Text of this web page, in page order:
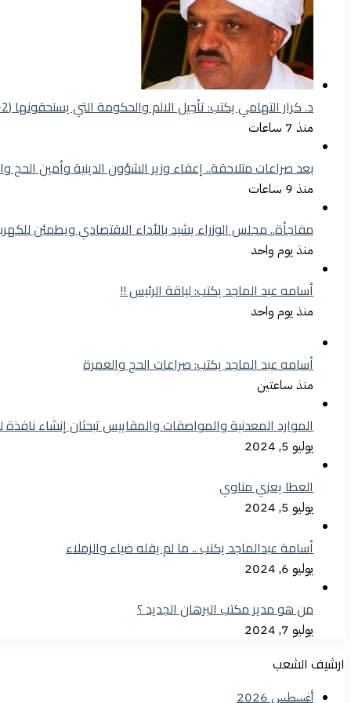
د. كرار التهامي يكتب: تأجيل الالم والحكومة التي يستحقونها (2-1)
منذ 7 ساعات
بعد صراعات متلاحقة.. إعفاء وزير الشؤون الدينية وأمين الحج
منذ 9 ساعات
مفاجأة.. مجلس الوزراء يشيد بالأداء الاقتصادي ويطمئن
منذ يوم واحد
أسامه عبد الماجد يكتب: لياقة الرئيس !!
منذ يوم واحد
أسامه عبد الماجد يكتب: صراعات الحج والعمرة
منذ ساعتين
الموارد المعدنية والمواصفات والمقاييس تبحثان إنشاء
يوليو 5, 2024
العطا يعزي مناوي
يوليو 5, 2024
أسامة عبدالماجد يكتب .. ما لم يقله ضياء والزملاء
يوليو 6, 2024
من هو مدير مكتب البرهان الجديد ؟
يوليو 7, 2024
ارشيف الشعب
أغسطس 2026